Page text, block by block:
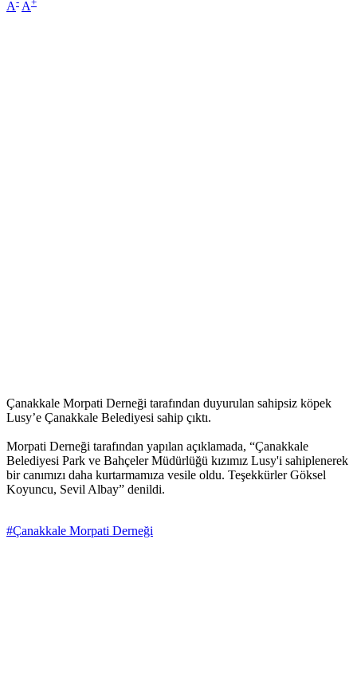
A A
Çanakkale Morpati Derneği tarafından duyurulan sahipsiz köpek
Lusy’e Çanakkale Belediyesi sahip çıktı.
Morpati Derneği tarafından yapılan açıklamada, “Çanakkale
Belediyesi Park ve Bahçeler Müdürlüğü kızımız Lusy'i sahiplenerek
bir canımızı daha kurtarmamıza vesile oldu. Teşekkürler Göksel
Koyuncu, Sevil Albay” denildi.
#Çanakkale Morpati Derneği